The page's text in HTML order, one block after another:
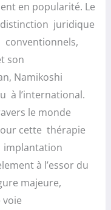
en popularité. Le
juridique
conventionnels,
son
Namikoshi
à l’international.
le monde
cette thérapie
implantation
à l’essor du
majeure,